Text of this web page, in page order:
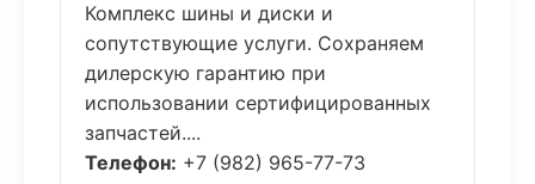
Комплекс шины и диски и
сопутствующие услуги. Сохраняем
дилерскую гарантию при
использовании сертифицированных
запчастей....
Телефон: +7 (982) 965-77-73